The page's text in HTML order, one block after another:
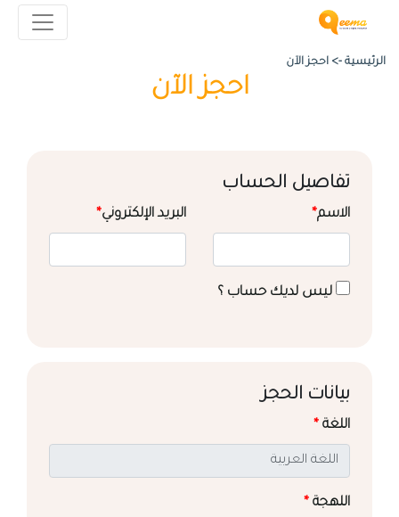
الرئيسية -> احجز الآن
احجز الآن
تفاصيل الحساب
الاسم* البريد الإلكتروني*
ليس لديك حساب ؟
بيانات الحجز
اللغة *
اللهجة *